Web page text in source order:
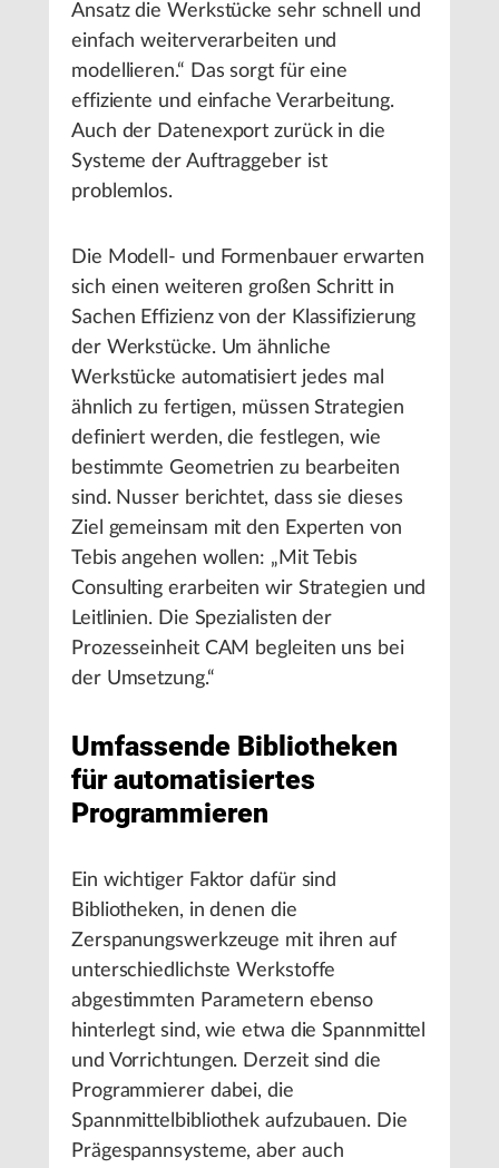
Ansatz die Werkstücke sehr schnell und
einfach weiterverarbeiten und
modellieren.“ Das sorgt für eine
effiziente und einfache Verarbeitung.
Auch der Datenexport zurück in die
Systeme der Auftraggeber ist
problemlos.
Die Modell- und Formenbauer erwarten
sich einen weiteren großen Schritt in
Sachen Effizienz von der Klassifizierung
der Werkstücke. Um ähnliche
Werkstücke automatisiert jedes mal
ähnlich zu fertigen, müssen Strategien
definiert werden, die festlegen, wie
bestimmte Geometrien zu bearbeiten
sind. Nusser berichtet, dass sie dieses
Ziel gemeinsam mit den Experten von
Tebis angehen wollen: „Mit Tebis
Consulting erarbeiten wir Strategien und
Leitlinien. Die Spezialisten der
Prozesseinheit CAM begleiten uns bei
der Umsetzung.“
Umfassende Bibliotheken
für automatisiertes
Programmieren
Ein wichtiger Faktor dafür sind
Bibliotheken, in denen die
Zerspanungswerkzeuge mit ihren auf
unterschiedlichste Werkstoffe
abgestimmten Parametern ebenso
hinterlegt sind, wie etwa die Spannmittel
und Vorrichtungen. Derzeit sind die
Programmierer dabei, die
Spannmittelbibliothek aufzubauen. Die
Prägespannsysteme, aber auch